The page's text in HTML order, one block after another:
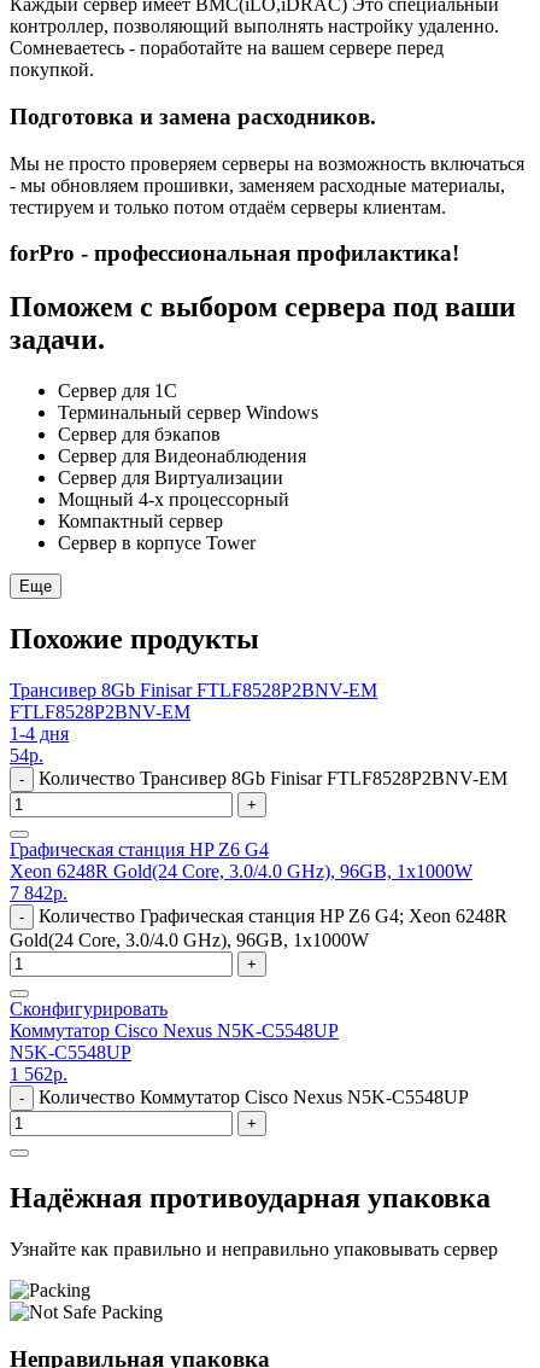
Каждый сервер имеет BMC(iLO,iDRAC) Это специальный
контроллер, позволяющий выполнять настройку удаленно.
Сомневаетесь - поработайте на вашем сервере перед
покупкой.
Подготовка и замена расходников.
Мы не просто проверяем серверы на возможность включаться
- мы обновляем прошивки, заменяем расходные материалы,
тестируем и только потом отдаём серверы клиентам.
forPro - профессиональная профилактика!
Поможем с выбором сервера под ваши
задачи.
Сервер для 1С
Терминальный сервер Windows
Сервер для бэкапов
Сервер для Видеонаблюдения
Сервер для Виртуализации
Мощный 4-х процессорный
Компактный сервер
Сервер в корпусе Tower
Еще
Похожие продукты
Трансивер 8Gb Finisar FTLF8528P2BNV-EM
FTLF8528P2BNV-EM
1-4 дня
54р.
- Количество Трансивер 8Gb Finisar FTLF8528P2BNV-EM
+
Графическая станция HP Z6 G4
Xeon 6248R Gold(24 Core, 3.0/4.0 GHz), 96GB, 1x1000W
7 842р.
-
Количество Графическая станция HP Z6 G4; Xeon 6248R
Gold(24 Core, 3.0/4.0 GHz), 96GB, 1x1000W
+
Сконфигурировать
Коммутатор Cisco Nexus N5K-C5548UP
N5K-C5548UP
1 562р.
- Количество Коммутатор Cisco Nexus N5K-C5548UP
+
Надёжная противоударная упаковка
Узнайте как правильно и неправильно упаковывать сервер
Неправильная упаковка